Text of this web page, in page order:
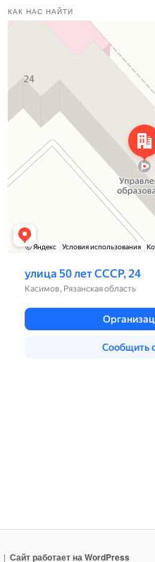
КАК НАС НАЙТИ
Улица 50 лет СССР, 24 —
Сайт работает на WordPress